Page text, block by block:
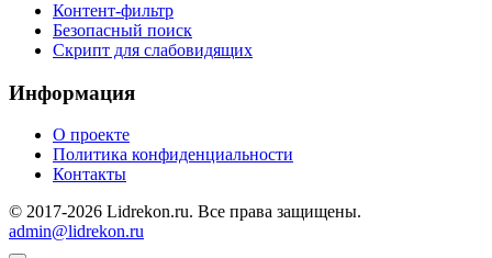
Контент-фильтр
Безопасный поиск
Скрипт для слабовидящих
Информация
О проекте
Политика конфиденциальности
Контакты
© 2017-2026 Lidrekon.ru. Все права защищены.
admin@lidrekon.ru